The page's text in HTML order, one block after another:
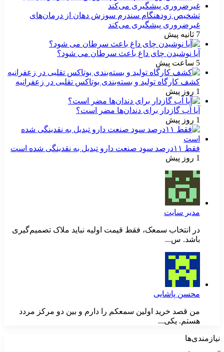
تشخیص زودهنگام سندرم سوزش دهان از درمان‌های
غیرضروری پیشگیری می‌کند
7 ثانیه پیش
آیا نوشیدن چای داغ باعث سرطان می شود؟
5 ساعت پیش
کشف کارگاه تولید و بسته‌بندی بوتاکس تقلبی در زعفرانیه
1 روز پیش
آیا آب گازدار برای دندان‌ها مضر است؟
1 روز پیش
فقط ۱۱‌درصد سود صنعت دارو تبدیل به نقدینگی شده است
1 روز پیش
مدیر سایت
در انتخاب سمعک، فقط قیمت اولیه نباید ملاک تصمیم‌گیری
باشد. س...
محسن پاشایی
من قصد خرید اولین سمعکم را دارم و بین دو مرکز مردد
هستم. یکی...
نیازمندی‌ها